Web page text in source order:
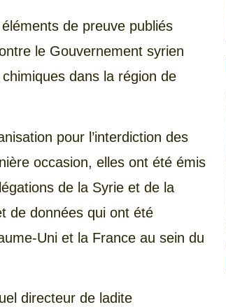
de preuve publiés
le Gouvernement syrien
dans la région de
pour l’interdiction des
occasion, elles ont été émis
de la Syrie et de la
de données qui ont été
Uni et la France au sein du
directeur de ladite